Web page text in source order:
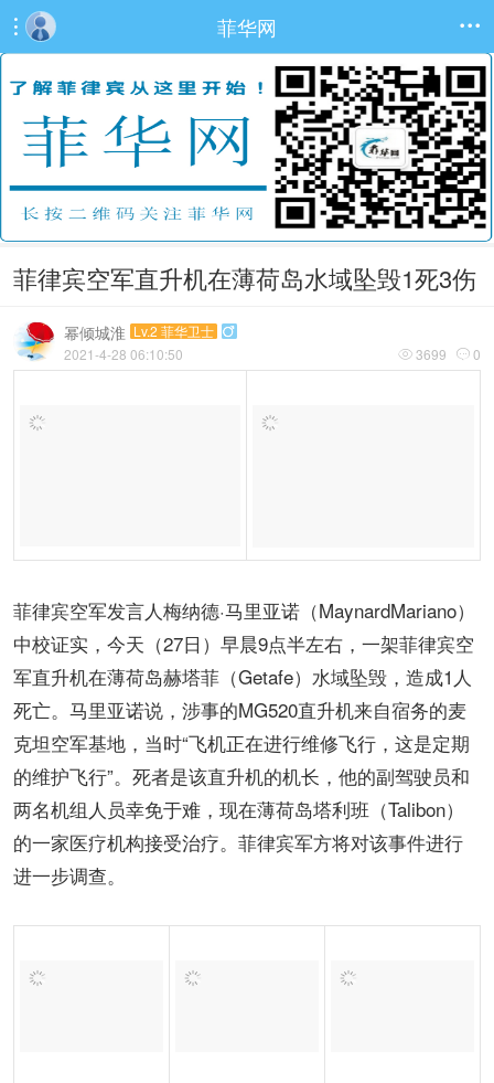
 菲华网 
菲律宾空军直升机在薄荷岛水域坠毁1死3伤
幂倾城淮 Lv.2 菲华卫士 
 3699  0
2021-4-28 06:10:50
菲律宾空军发言人梅纳德·马里亚诺（MaynardMariano）
中校证实，今天（27日）早晨9点半左右，一架菲律宾空
军直升机在薄荷岛赫塔菲（Getafe）水域坠毁，造成1人
死亡。马里亚诺说，涉事的MG520直升机来自宿务的麦
克坦空军基地，当时“飞机正在进行维修飞行，这是定期
的维护飞行”。死者是该直升机的机长，他的副驾驶员和
两名机组人员幸免于难，现在薄荷岛塔利班（Talibon）
的一家医疗机构接受治疗。菲律宾军方将对该事件进行
进一步调查。